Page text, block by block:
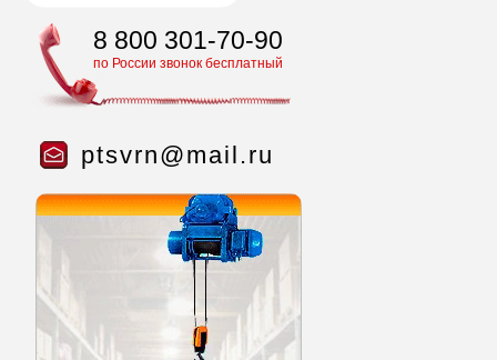
8 800 301-70-90
по России звонок бесплатный
ptsvrn@mail.ru